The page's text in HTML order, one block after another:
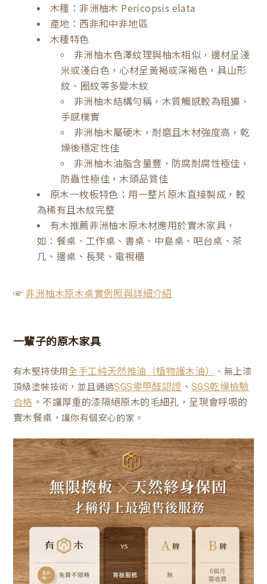
木種：非洲柚木 Pericopsis elata
產地：西非和中非地區
木種特色
非洲柚木色澤紋理與柚木相似，邊材呈淺
米或淺白色，心材呈黃褐或深褐色，具山形
紋、圈紋等多變木紋
非洲柚木結構勻稱，木質觸感較為粗獷、
手感樸實
非洲柚木屬硬木，耐磨且木材強度高，乾
燥後穩定性佳
非洲柚木油脂含量豐，防腐耐腐性極佳，
防蟲性極佳，木頭品質佳
原木一枚板特色：用一整片原木直接製成，較
為稀有且木紋完整
有木推薦非洲柚木原木材應用於實木家具，
如：餐桌、工作桌、書桌、中島桌、吧台桌、茶
几、邊桌、長凳、電視櫃
☞ 非洲柚木原木桌實例照與詳細介紹
一輩子的原木家具
有木堅持使用全手工純天然推油（植物護木油）
、無上漆
頂級塗裝技術，並且通過SGS零甲醛認證 、SGS乾燥檢驗
合格 。不讓厚重的漆隔絕原木的毛細孔，呈現會呼吸的
實木餐桌 ，讓你有個安心的家。